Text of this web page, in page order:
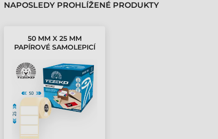
NAPOSLEDY PROHLÍŽENÉ PRODUKTY
50 MM X 25 MM
PAPÍROVÉ SAMOLEPICÍ
BÍLÁ ( 2500
ETIKETY/KOTÚČ )